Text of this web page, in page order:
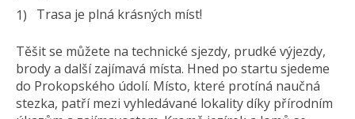
Trasa je plná krásných míst!
Těšit se můžete na technické sjezdy, prudké výjezdy,
brody a další zajímavá místa. Hned po startu sjedeme
do Prokopského údolí. Místo, které protíná naučná
stezka, patří mezi vyhledávané lokality díky přírodním